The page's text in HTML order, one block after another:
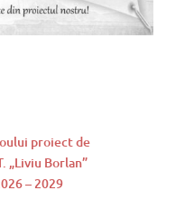
proiect de
„Liviu Borlan”
– 2029